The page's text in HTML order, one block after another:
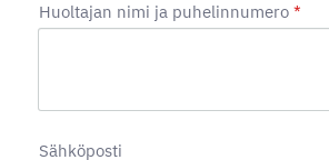
Huoltajan nimi ja puhelinnumero *
Sähköposti